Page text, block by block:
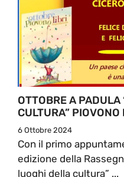
OTTOBRE A
CULTURA” PIOVONO
6 Ottobre 2024
Con il primo
edizione della
luoghi della cultura” ...